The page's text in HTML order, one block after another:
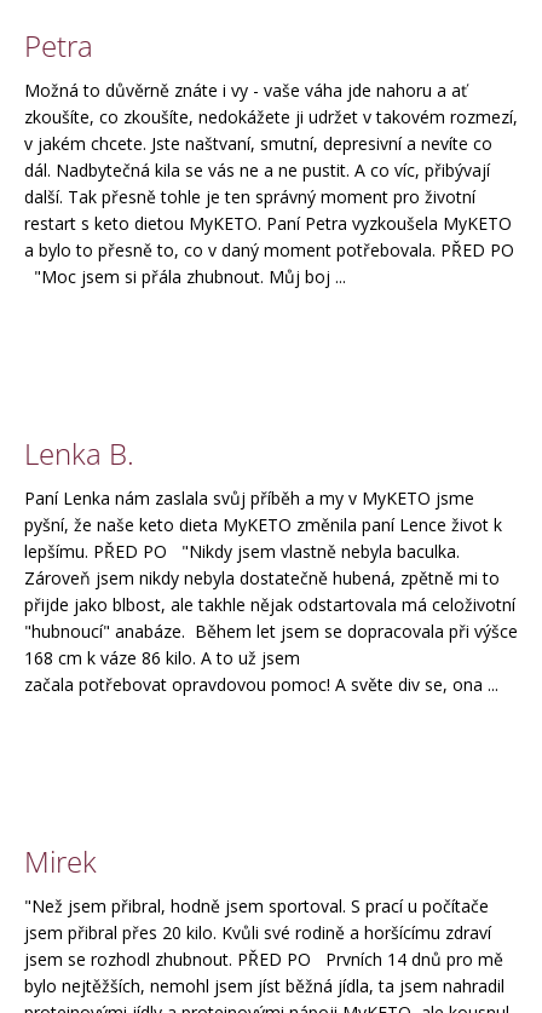
Petra
Možná to důvěrně znáte i vy - vaše váha jde nahoru a ať
zkoušíte, co zkoušíte, nedokážete ji udržet v takovém rozmezí,
v jakém chcete. Jste naštvaní, smutní, depresivní a nevíte co
dál. Nadbytečná kila se vás ne a ne pustit. A co víc, přibývají
další. Tak přesně tohle je ten správný moment pro životní
restart s keto dietou MyKETO. Paní Petra vyzkoušela MyKETO
a bylo to přesně to, co v daný moment potřebovala. PŘED PO
"Moc jsem si přála zhubnout. Můj boj ...
Lenka B.
Paní Lenka nám zaslala svůj příběh a my v MyKETO jsme
pyšní, že naše keto dieta MyKETO změnila paní Lence život k
lepšímu. PŘED PO "Nikdy jsem vlastně nebyla baculka.
Zároveň jsem nikdy nebyla dostatečně hubená, zpětně mi to
přijde jako blbost, ale takhle nějak odstartovala má celoživotní
"hubnoucí" anabáze. Během let jsem se dopracovala při výšce
168 cm k váze 86 kilo. A to už jsem
začala potřebovat opravdovou pomoc! A světe div se, ona ...
Mirek
"Než jsem přibral, hodně jsem sportoval. S prací u počítače
jsem přibral přes 20 kilo. Kvůli své rodině a horšícímu zdraví
jsem se rozhodl zhubnout. PŘED PO Prvních 14 dnů pro mě
bylo nejtěžších, nemohl jsem jíst běžná jídla, ta jsem nahradil